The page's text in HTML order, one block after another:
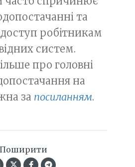
та
робітникам
систем.
про головні
на
за посиланням.
Поширити